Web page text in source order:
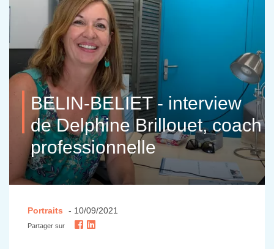
BELIN-BELIET - interview
de Delphine Brillouet, coach
professionnelle
Portraits - 10/09/2021
Partager sur